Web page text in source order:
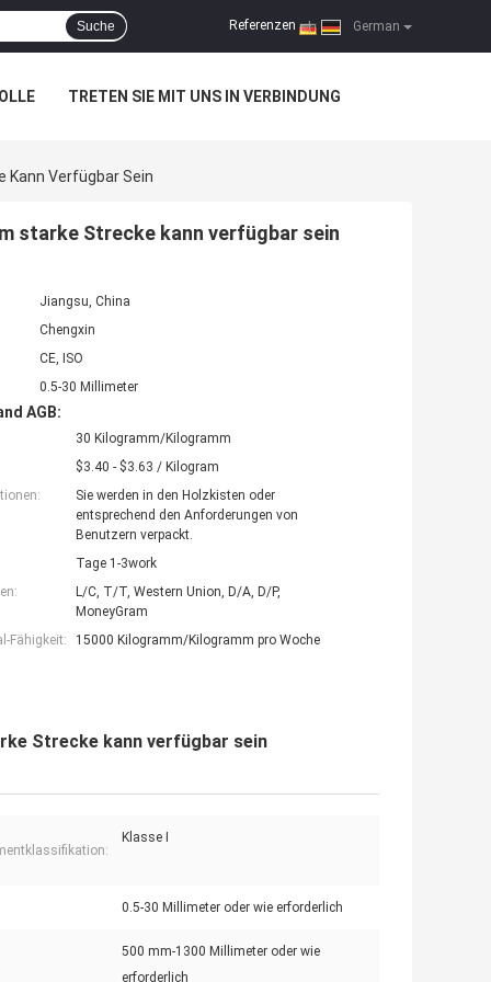
German
Referenzen |
Suche
TRETEN SIE MIT UNS IN VERBINDUNG
Kann Verfügbar Sein
starke Strecke kann verfügbar sein
Jiangsu, China
Chengxin
CE, ISO
0.5-30 Millimeter
AGB:
30 Kilogramm/Kilogramm
$3.40 - $3.63 / Kilogram
Sie werden in den Holzkisten oder
entsprechend den Anforderungen von
Benutzern verpackt.
Tage 1-3work
L/C, T/T, Western Union, D/A, D/P,
MoneyGram
Fähigkeit:
15000 Kilogramm/Kilogramm pro Woche
Strecke kann verfügbar sein
Klasse I
0.5-30 Millimeter oder wie erforderlich
500 mm-1300 Millimeter oder wie
erforderlich